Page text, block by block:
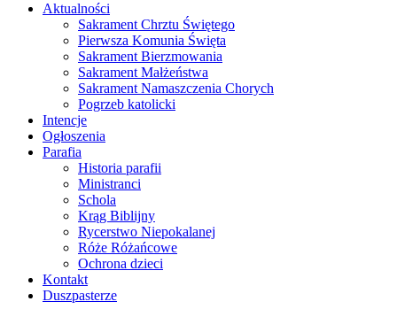
Aktualności
Sakrament Chrztu Świętego
Pierwsza Komunia Święta
Sakrament Bierzmowania
Sakrament Małżeństwa
Sakrament Namaszczenia Chorych
Pogrzeb katolicki
Intencje
Ogłoszenia
Parafia
Historia parafii
Ministranci
Schola
Krąg Biblijny
Rycerstwo Niepokalanej
Róże Różańcowe
Ochrona dzieci
Kontakt
Duszpasterze